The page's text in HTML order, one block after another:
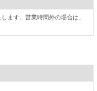
ます。営業時間外の場合は、